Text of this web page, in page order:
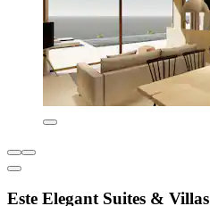
Este Elegant Suites & Villas